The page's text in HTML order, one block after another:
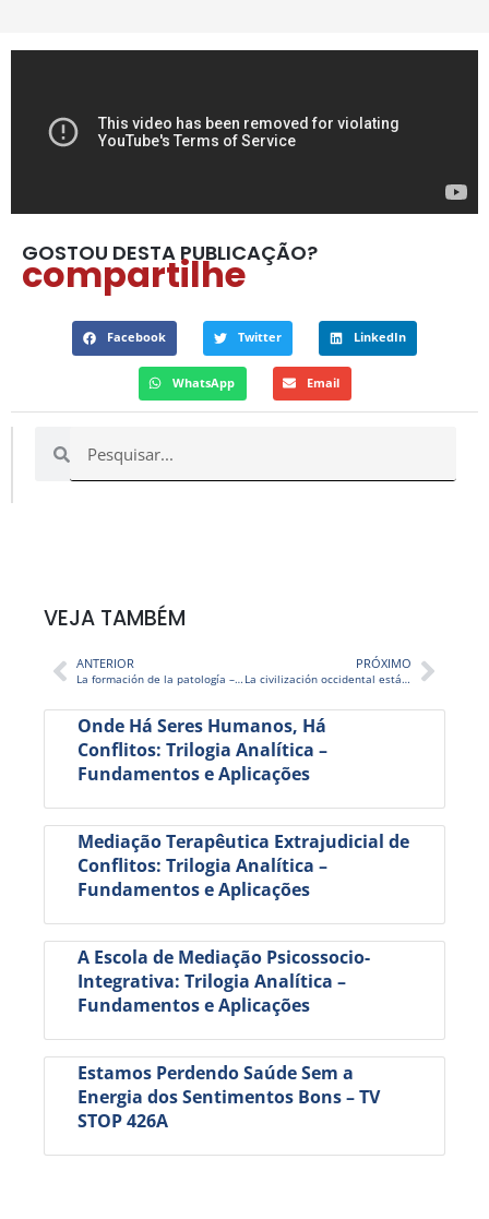
GOSTOU DESTA PUBLICAÇÃO?
compartilhe
Facebook Twitter LinkedIn
WhatsApp Email
VEJA TAMBÉM
ANTERIOR
La formación de la patología – TV STOP 116
PRÓXIMO
La civilización occidental está en un impasse – STOP 260
Onde Há Seres Humanos, Há
Conflitos: Trilogia Analítica –
Fundamentos e Aplicações
Mediação Terapêutica Extrajudicial de
Conflitos: Trilogia Analítica –
Fundamentos e Aplicações
A Escola de Mediação Psicossocio-
Integrativa: Trilogia Analítica –
Fundamentos e Aplicações
Estamos Perdendo Saúde Sem a
Energia dos Sentimentos Bons – TV
STOP 426A